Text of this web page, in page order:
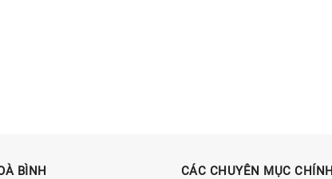
BÌNH CÁC CHUYÊN MỤC CHÍNH